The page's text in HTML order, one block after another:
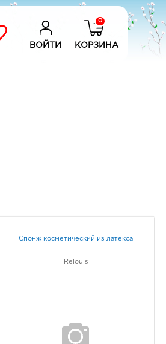
ВОЙТИ
0
КОРЗИНА
Спонж косметический из латекса
Relouis